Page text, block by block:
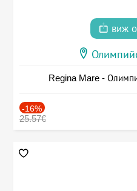
виж
Regina Mare -
-16%
25.57€